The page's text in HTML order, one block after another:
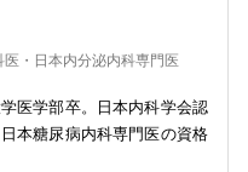
・日本内分泌内科専門医
医学部卒。日本内科学会認
本糖尿病内科専門医の資格